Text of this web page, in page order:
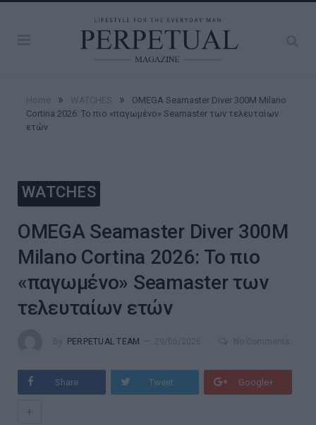
» »
OMEGA Seamaster Diver 300M Milano
Cortina 2026: Το πιο «παγωμένο» Seamaster των τελευταίων
ετών
WATCHES
OMEGA Seamaster Diver 300M
Milano Cortina 2026: Το πιο
«παγωμένο» Seamaster των
τελευταίων ετών
PERPETUAL TEAM
Share Tweet Google+